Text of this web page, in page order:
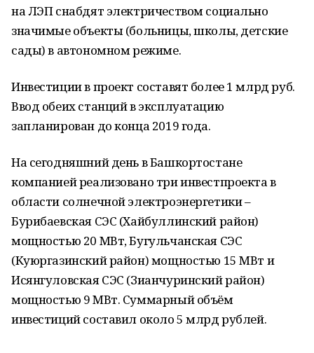
на ЛЭП снабдят электричеством социально
значимые объекты (больницы, школы, детские
сады) в автономном режиме.
Инвестиции в проект составят более 1 млрд руб.
Ввод обеих станций в эксплуатацию
запланирован до конца 2019 года.
На сегодняшний день в Башкортостане
компанией реализовано три инвестпроекта в
области солнечной электроэнергетики –
Бурибаевская СЭС (Хайбуллинский район)
мощностью 20 МВт, Бугульчанская СЭС
(Куюргазинский район) мощностью 15 МВт и
Исянгуловская СЭС (Зианчуринский район)
мощностью 9 МВт. Суммарный объём
инвестиций составил около 5 млрд рублей.